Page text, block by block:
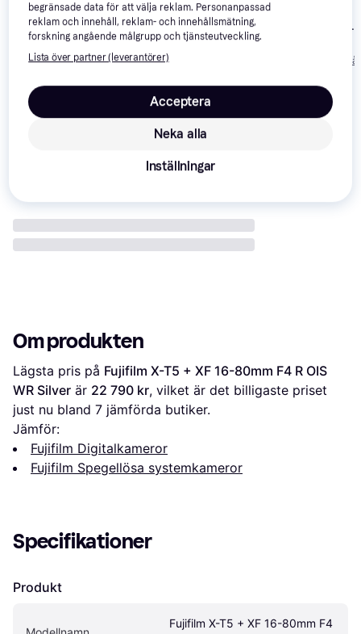
Fujifilm X-T4 +
XF 16-80mm F4
R OIS WR
4.5
29 749 kr
Fujifilm X-H2 +
XF 16-80mm F4
R OIS WR
4.7
29 978 kr Från 2 998 kr/
Recensioner
Om produkten
Lägsta pris på Fujifilm X-T5 + XF 16-80mm F4 R OIS
WR Silver är 22 790 kr, vilket är det billigaste priset
just nu bland 7 jämförda butiker.
Jämför:
Fujifilm Digitalkameror
Fujifilm Spegellösa systemkameror
Specifikationer
Produkt
Fujifilm X-T5 + XF 16-80mm F4
begränsade data för att välja reklam. Personanpassad
reklam och innehåll, reklam- och innehållsmätning,
forskning angående målgrupp och tjänsteutveckling.
Lista över partner (leverantörer)
Neka alla
Acceptera
Inställningar